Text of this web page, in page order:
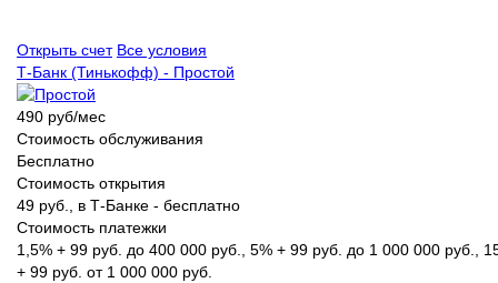
Открыть счет Все условия
Т-Банк (Тинькофф) - Простой
490 руб/мес
Стоимость обслуживания
Бесплатно
Стоимость открытия
49 руб., в Т‑Банке - бесплатно
Стоимость платежки
1,5% + 99 руб. до 400 000 руб., 5% + 99 руб. до 1 000 000 руб.,
+ 99 руб. от 1 000 000 руб.